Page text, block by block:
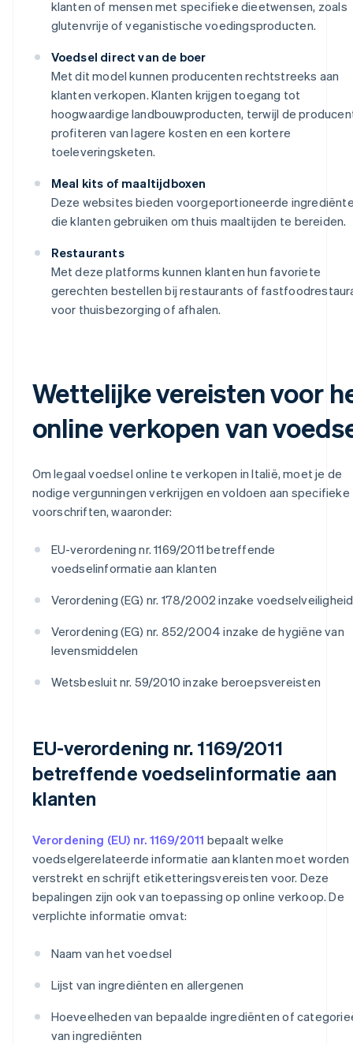
klanten of mensen met specifieke dieetwensen, zoals
glutenvrije of veganistische voedingsproducten.
Voedsel direct van de boer
Met dit model kunnen producenten rechtstreeks aan
klanten verkopen. Klanten krijgen toegang tot
hoogwaardige landbouwproducten, terwijl de
profiteren van lagere kosten en een kortere
toeleveringsketen.
Meal kits of maaltijdboxen
Deze websites bieden voorgeportioneerde
die klanten gebruiken om thuis maaltijden te bereiden.
Restaurants
Met deze platforms kunnen klanten hun favoriete
gerechten bestellen bij restaurants of
voor thuisbezorging of afhalen.
Wettelijke vereisten voor
online verkopen van
Om legaal voedsel online te verkopen in Italië, moet je de
nodige vergunningen verkrijgen en voldoen aan specifieke
voorschriften, waaronder:
EU-verordening nr. 1169/2011 betreffende
voedselinformatie aan klanten
Verordening (EG) nr. 178/2002 inzake voedselveiligheid
Verordening (EG) nr. 852/2004 inzake de hygiëne van
levensmiddelen
Wetsbesluit nr. 59/2010 inzake beroepsvereisten
EU-verordening nr. 1169/2011
betreffende voedselinformatie aan
klanten
Verordening (EU) nr. 1169/2011 bepaalt welke
voedselgerelateerde informatie aan klanten moet worden
verstrekt en schrijft etiketteringsvereisten voor. Deze
bepalingen zijn ook van toepassing op online verkoop. De
verplichte informatie omvat:
Naam van het voedsel
Lijst van ingrediënten en allergenen
Hoeveelheden van bepaalde ingrediënten of
van ingrediënten